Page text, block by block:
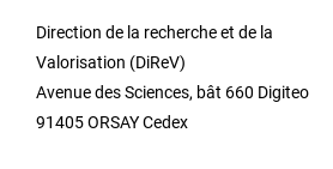
Direction de la recherche et de la
Valorisation (DiReV)
Avenue des Sciences, bât 660 Digiteo
91405 ORSAY Cedex